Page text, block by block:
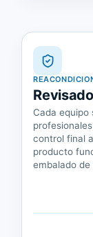
Cada equipo
control final
producto
embalado